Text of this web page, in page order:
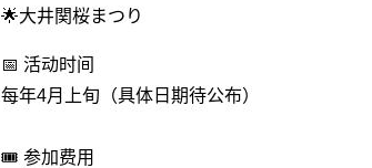
🌟大井関桜まつり
📅 活动时间
每年4月上旬（具体日期待公布）
🎟 参加费用